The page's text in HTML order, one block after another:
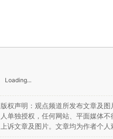
Loading...
版权声明：观点频道所发布文章及
人单独授权，任何网站、平面媒体
上诉文章及图片。文章均为作者个人